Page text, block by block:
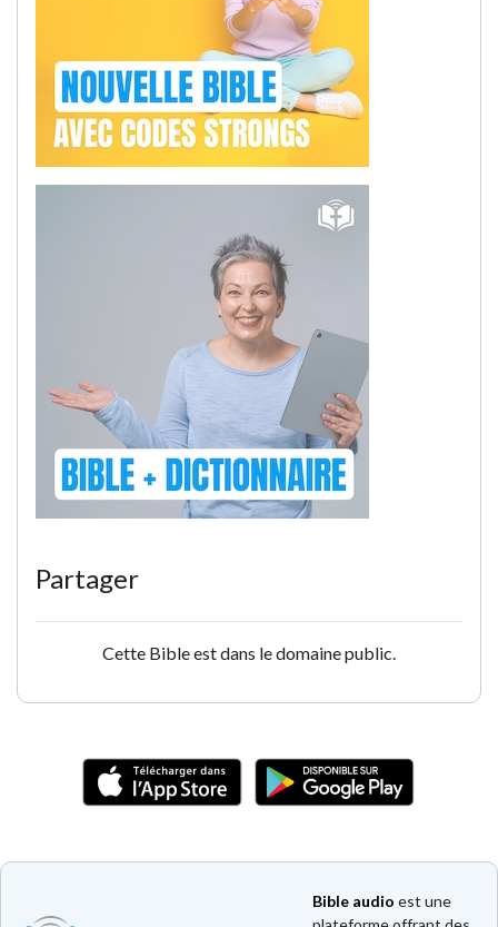
Partager
Cette Bible est dans le domaine public.
Bible audio est une